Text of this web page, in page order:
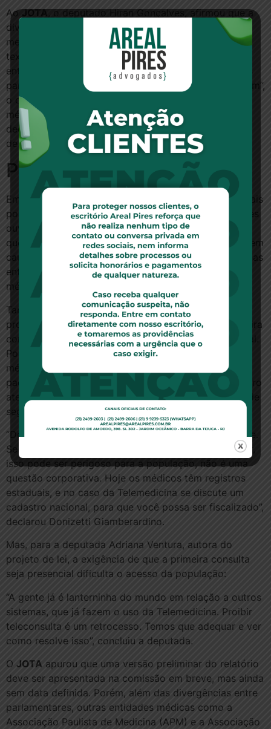
AoJOTA, o deputado Hiran Gonçalves, afirmou que a
divergência entre as palavras “deverá” e “poderá” é
mera formalidade e que todas as outras questões do
texto já estariam equacionadas e resolvidas. No
entanto, para a deputada Adriana Ventura, embora os
parlamentares estejam envolvidos em um “bem comum”,
o de facilitar o acesso da população ao atendimento
médico, nem todos os temas estão em consenso e a
decisão sobre qual palavra usar no texto não se trata
de mera formalidade.
Primeira consulta
Embora o relator venha afirmando que todos os demais
pontos do projeto já estão solucionados, outras fontes
ouvidas pelo
JOTAsinalizam que ainda há algumas
questões a serem superadas. A principal delas, que vem
causando forte divergência entre os parlamentares e as
entidades médicas, é se a primeira consulta entre o
médico e o paciente deve ser presencial ou virtual.
Tanto o presidente da CSSF, quanto o relator do
projeto, com o apoio do CFM, defendem que a primeira
consulta seja necessariamente realizada via presencial.
Por outro lado, a autora do projeto defende que os
médicos tenham autonomia para decidir com os
pacientes qual a melhor forma de realizar esse primeiro
atendimento. Para o CFM, trata-se de uma “questão de
segurança”:
“Defendemos a autonomia, mas com responsabilidade.
Se delegar autonomia para tudo que possa acontecer,
isso pode ser perigoso para a população, não é uma
questão corporativa. Hoje os médicos têm registros
estaduais, e no caso da Telemedicina se discute um
cadastro nacional, para que você possa ser fiscalizado”,
declarou Donizetti Giamberardino.
Mas, para a deputada Adriana Ventura, autora do
projeto de lei, a exigência de que a primeira consulta
seja presencial dificulta o acesso da população:
“A gente já é lanterninha do mundo em relação a outros
sistemas, que já fazem o uso da Telemedicina. Proibir
teleconsulta é um retrocesso. Temos que adequar e ver
como resolve isso”, concluiu a deputada.
O JOTA apurou que uma versão preliminar do relatório
deve ser apresentada na comissão em breve, mas ainda
sem data definida. Porém, além das divergências entre
parlamentares, outras entidades médicas como a
Associação Paulista de Medicina (APM) e a Associação